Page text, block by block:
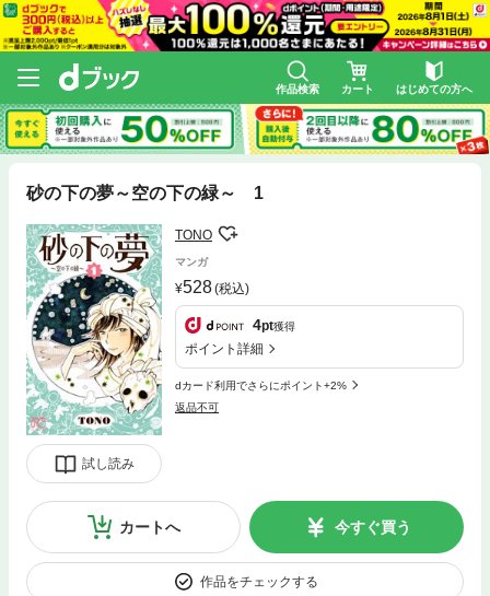
作品検索 カート はじめての方へ
砂の下の夢～空の下の緑～ 1
試し読み
TONO
マンガ
528(税込)
4pt獲得
ポイント詳細
dカード利用でさらにポイント+2%
返品不可
カートへ 今すぐ買う
作品をチェックする